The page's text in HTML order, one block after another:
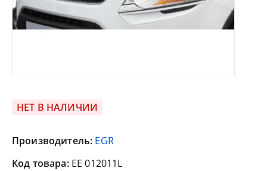
НЕТ В НАЛИЧИИ
Производитель: EGR
Код товара: EE 012011L